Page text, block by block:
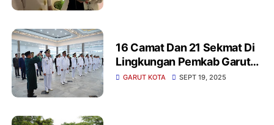
16 Camat Dan 21 Sekmat Di
Lingkungan Pemkab Garut
Dilantik Bupati Garut
GARUT KOTA SEPT 19, 2025